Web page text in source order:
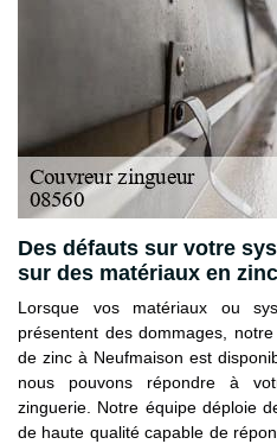
Des défauts sur votre
sur des matériaux en
Lorsque vos matériaux ou
présentent des dommages,
de zinc à Neufmaison est
nous pouvons répondre à
zinguerie. Notre équipe déploie
de haute qualité capable de